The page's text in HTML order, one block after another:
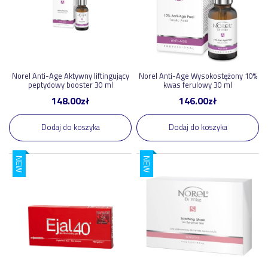
Norel Anti-Age Aktywny liftingujący
peptydowy booster 30 ml
148.00zł
Dodaj do koszyka
Norel Anti-Age Wysokostężony 10%
kwas ferulowy 30 ml
146.00zł
Dodaj do koszyka
NEW NEW